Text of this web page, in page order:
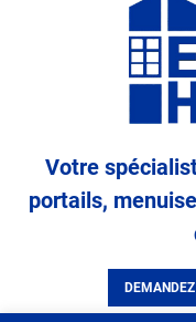
Votre
portails,